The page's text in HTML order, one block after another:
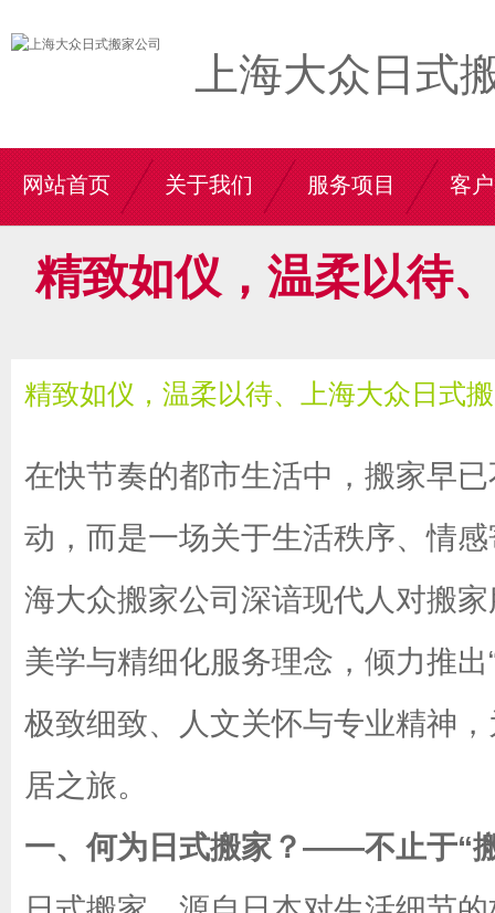
上海大众日式
网站首页 关于我们 服务项目 客
精致如仪，温柔以待
精致如仪，温柔以待、上海大众日式
在快节奏的都市生活中，搬家早
动，而是一场关于生活秩序、情
海大众搬家公司深谙现代人对搬
美学与精细化服务理念，倾力推
极致细致、人文关怀与专业精神
居之旅。
一、何为日式搬家？——不止于“